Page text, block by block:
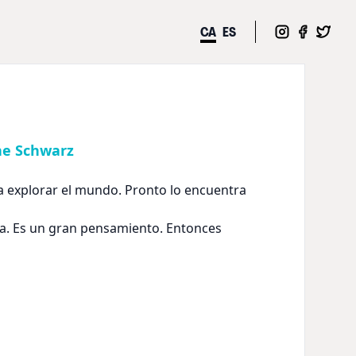
CA ES
Schwarz
explorar el mundo. Pronto lo encuentra
Es un gran pensamiento. Entonces